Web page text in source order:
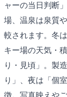
ャーの当日判断
場、温泉は泉質
較されます。冬
キー場の天気・
り・見頃」。製
り」、夜は「個
徴。写真映えや